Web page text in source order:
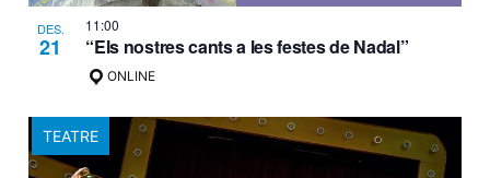
DES.
21
11:00
“Els nostres cants a les festes de Nadal”
ONLINE
TEATRE